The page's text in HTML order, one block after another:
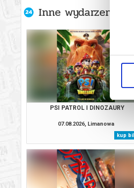
Inne wydarzenia
PSI PATROL I DINOZAURY
07.08.2026, Limanowa
kup